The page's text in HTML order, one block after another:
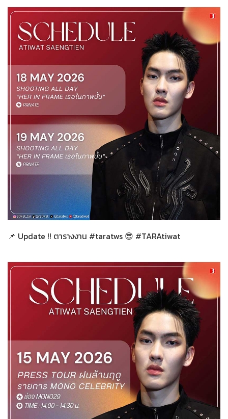
17-05-2569 ทั่วไป
📌 Update !! ตารางงาน #taratws 😎 #TARAtiwat